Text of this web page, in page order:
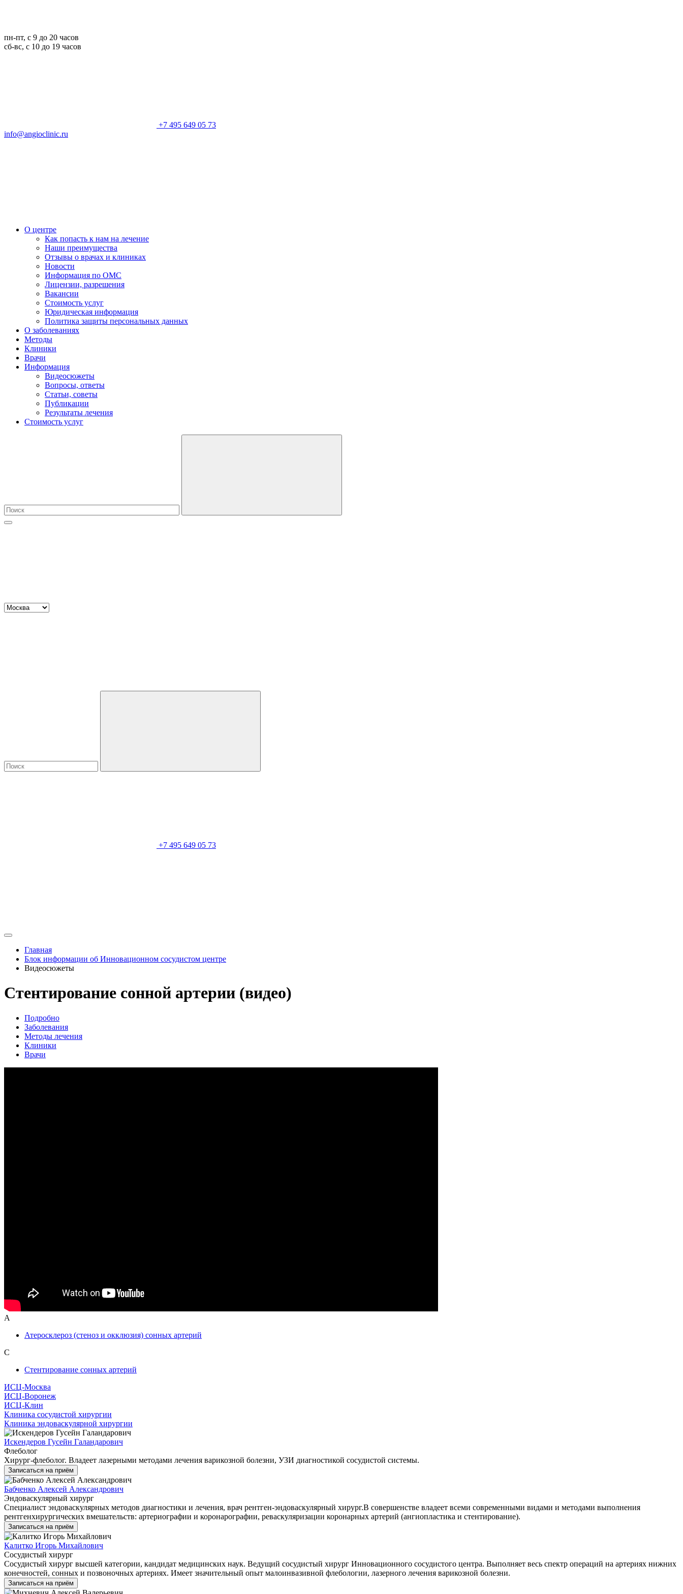
пн-пт, с 9 до 20 часов
сб-вс, с 10 до 19 часов
+7 495 649 05 73
info@angioclinic.ru
О центре
Как попасть к нам на лечение
Наши преимущества
Отзывы о врачах и клиниках
Новости
Информация по ОМС
Лицензии, разрешения
Вакансии
Стоимость услуг
Юридическая информация
Политика защиты персональных данных
О заболеваниях
Методы
Клиники
Врачи
Информация
Видеосюжеты
Вопросы, ответы
Статьи, советы
Публикации
Результаты лечения
Стоимость услуг
+7 495 649 05 73
Главная
Блок информации об Инновационном сосудистом центре
Видеосюжеты
Стентирование сонной артерии (видео)
Подробно
Заболевания
Методы лечения
Клиники
Врачи
А
Атеросклероз (стеноз и окклюзия) сонных артерий
С
Стентирование сонных артерий
ИСЦ-Москва
ИСЦ-Воронеж
ИСЦ-Клин
Клиника сосудистой хирургии
Клиника эндоваскулярной хирургии
Искендеров Гусейн Галандарович
Флеболог
Хирург-флеболог. Владеет лазерными методами лечения варикозной болезни, УЗИ диагностикой сосудистой системы.
Записаться на приём
Бабченко Алексей Александрович
Эндоваскулярный хирург
Специалист эндоваскулярных методов диагностики и лечения, врач рентген-эндоваскулярный хирург.В совершенстве владеет всеми современными видами и методами выполнения
рентгенхирургических вмешательств: артериографии и коронарографии, реваскуляризации коронарных артерий (ангиопластика и стентирование).
Записаться на приём
Калитко Игорь Михайлович
Сосудистый хирург
Сосудистый хирург высшей категории, кандидат медицинских наук. Ведущий сосудистый хирург Инновационного сосудистого центра. Выполняет весь спектр операций на артериях нижних
конечностей, сонных и позвоночных артериях. Имеет значительный опыт малоинвазивной флебологии, лазерного лечения варикозной болезни.
Записаться на приём